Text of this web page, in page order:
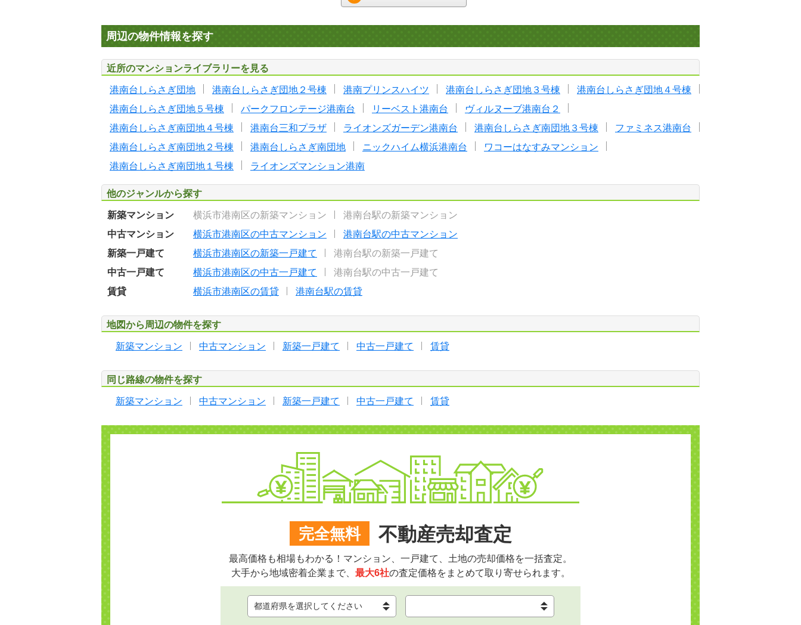
周辺の物件情報を探す
近所のマンションライブラリーを見る
港南台しらさぎ団地 港南台しらさぎ団地２号棟 港南プリンスハイツ 港南台しらさぎ団地３号棟
港南台しらさぎ団地４号棟
港南台しらさぎ団地５号棟
パークフロンテージ港南台 リーベスト港南台
ヴィルヌーブ港南台２
港南台しらさぎ南団地４号棟
港南台三和プラザ ライオンズガーデン港南台 港南台しらさぎ南団地３号棟
ファミネス港南台
港南台しらさぎ南団地２号棟
港南台しらさぎ南団地 ニックハイム横浜港南台
ワコーはなすみマンション
港南台しらさぎ南団地１号棟
ライオンズマンション港南
他のジャンルから探す
新築マンション 横浜市港南区の新築マンション
港南台駅の新築マンション
中古マンション
横浜市港南区の中古マンション
港南台駅の中古マンション
新築一戸建て
横浜市港南区の新築一戸建て
港南台駅の新築一戸建て
中古一戸建て
横浜市港南区の中古一戸建て
港南台駅の中古一戸建て
賃貸
横浜市港南区の賃貸 港南台駅の賃貸
地図から周辺の物件を探す
新築マンション 中古マンション 新築一戸建て 中古一戸建て 賃貸
同じ路線の物件を探す
新築マンション 中古マンション 新築一戸建て 中古一戸建て 賃貸
完全無料 不動産売却査定
最高価格も相場もわかる！マンション、一戸建て、土地の売却価格を一括査定。
大手から地域密着企業まで、 最大6社の査定価格をまとめて取り寄せられます。